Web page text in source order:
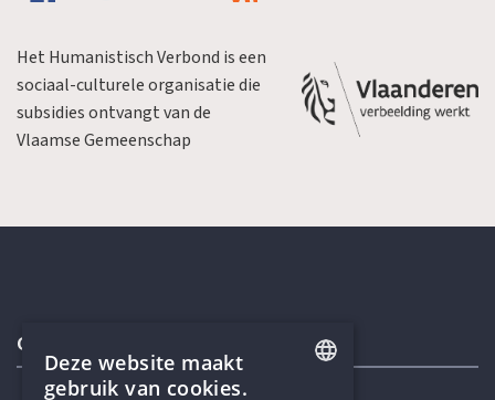
Het Humanistisch Verbond is een
sociaal-culturele organisatie die
subsidies ontvangt van de
Vlaamse Gemeenschap
Contactgegevens
Deze website maakt
gebruik van cookies.